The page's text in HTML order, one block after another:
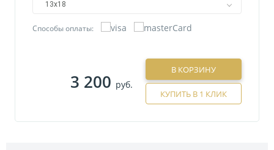
13х18
Способы оплаты:
3 200 руб.
В КОРЗИНУ
КУПИТЬ В 1 КЛИК